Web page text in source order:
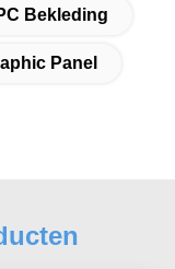
Bekleding
Panel